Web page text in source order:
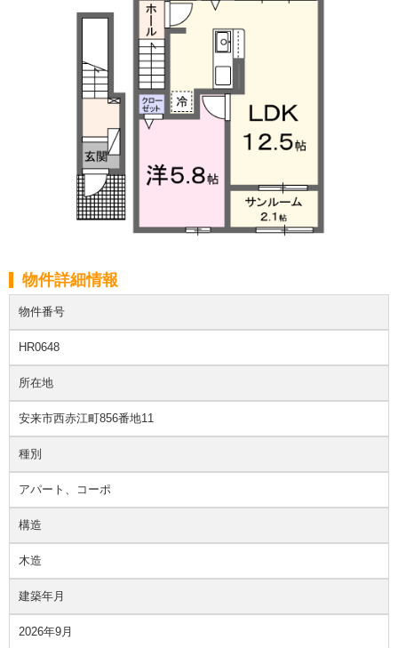
物件詳細情報
物件番号
HR0648
所在地
安来市西赤江町856番地11
種別
アパート、コーポ
構造
木造
建築年月
2026年9月